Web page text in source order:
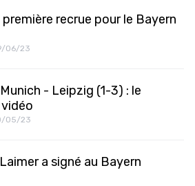
première recrue pour le Bayern
06/23
- Leipzig (1-3) : le
05/23
a signé au Bayern